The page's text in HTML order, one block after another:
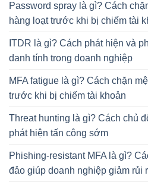
Password spray là gì? Cách
hàng loạt trước khi bị chiếm tài
ITDR là gì? Cách phát hiện và
danh tính trong doanh nghiệp
MFA fatigue là gì? Cách chặn
trước khi bị chiếm tài khoản
Threat hunting là gì? Cách chủ
phát hiện tấn công sớm
Phishing-resistant MFA là gì?
đảo giúp doanh nghiệp giảm rủi